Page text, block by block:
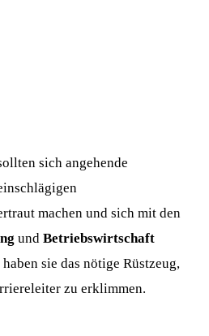
sich angehende
machen und sich mit den
und Betriebswirtschaft
sie das nötige Rüstzeug,
zu erklimmen.